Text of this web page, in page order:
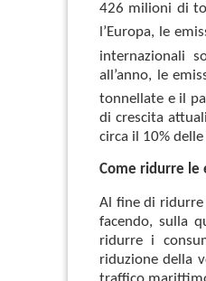
426 milioni di
l’Europa, le
internazionali
all’anno, le
tonnellate e il
di crescita
circa il 10%
Come ridurre le
Al fine di ridurre
facendo, sulla
ridurre i
riduzione della